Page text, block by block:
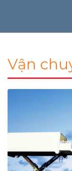
Vận